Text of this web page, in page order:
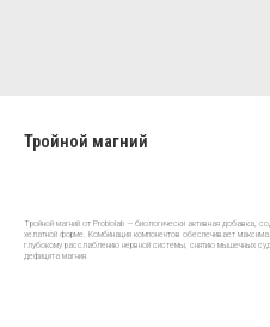
Тройной магний
Тройной магний от Probiolab — биологически активная добавка,
хелатной форме. Комбинация компонентов обеспечивает
глубокому расслаблению нервной системы, снятию мышечных
дефицита магния.